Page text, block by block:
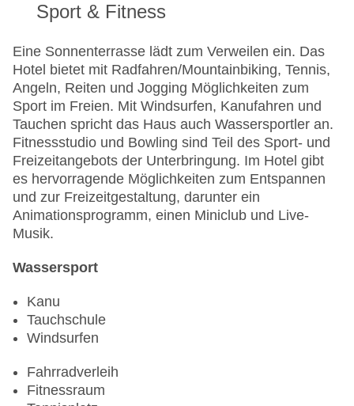
Sport & Fitness
Eine Sonnenterrasse lädt zum Verweilen ein. Das
Hotel bietet mit Radfahren/Mountainbiking, Tennis,
Angeln, Reiten und Jogging Möglichkeiten zum
Sport im Freien. Mit Windsurfen, Kanufahren und
Tauchen spricht das Haus auch Wassersportler an.
Fitnessstudio und Bowling sind Teil des Sport- und
Freizeitangebots der Unterbringung. Im Hotel gibt
es hervorragende Möglichkeiten zum Entspannen
und zur Freizeitgestaltung, darunter ein
Animationsprogramm, einen Miniclub und Live-
Musik.
Wassersport
Kanu
Tauchschule
Windsurfen
Fahrradverleih
Fitnessraum